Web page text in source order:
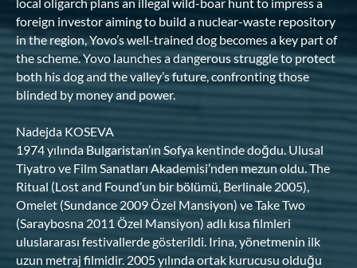
foreign investor aiming to build a nuclear-waste repository
in the region, Yovo’s well-trained dog becomes a key part of
the scheme. Yovo launches a dangerous struggle to protect
both his dog and the valley’s future, confronting those
blinded by money and power.
Nadejda KOSEVA
1974 yılında Bulgaristan’ın Sofya kentinde doğdu. Ulusal
Tiyatro ve Film Sanatları Akademisi’nden mezun oldu. The
Ritual (Lost and Found’un bir bölümü, Berlinale 2005),
Omelet (Sundance 2009 Özel Mansiyon) ve Take Two
(Saraybosna 2011 Özel Mansiyon) adlı kısa filmleri
uluslararası festivallerde gösterildi. Irina, yönetmenin ilk
uzun metraj filmidir. 2005 yılında ortak kurucusu olduğu